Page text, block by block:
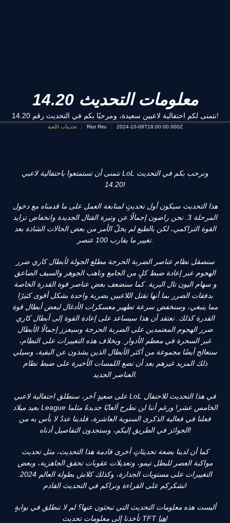
معلومات التحديث 14.20
نتمنى لكم احتفالية لاعبين سعيدة، ومرحبًا بكم في التحديث رقم 14.20!
تحديثات اللعبة Riot Riru 2024-10-08T18:00:00.000Z
نتمنى أن تستمتعوا باحتفالية لاعبي LoL ونرحب بكم في التحديث
14.20!
هذا التحديث سيكون أول تحديثٍ لمتابعة العمل على ما قدمناه مع دخول
المرحلة 3. نحن راضون إجمالًا عن وتيرة القتال الجديدة وانخفاض تزايد
القوة التراكمي، لكن بالطبع لم يخلُ الأمر من بعض الحالات الشاذة بعد
تغيير ما يقارب 100 عنصر.
سنصقل نظام عناصر الضربة الحرجة مطلع الجولة لأبطال كاري ضرر
الهجوم عبر إعادة ضبط كلٍ من الجامع وناهب الجوهر والسيف الصاعق
و سهام اليون تال البرية. كما سنضعف بعض عناصر قوة القدرة الخاصة
بدفقات الضرر بما أنها تقتل اللاعبين بضربة واحدة بشكل أقوىكثيرًا
مما ينبغي، وسنخفض سرعة تطهير معسكرات الأدغال لبعض أبطال قوة
القدرة كذلك. نعتقد أن هذا سيساعد على إعادة القوة إلى أبطال كاري
ضرر الهجوم المعتمدين على الضربة الحرجة وسيعزز إجمالًا الأبطال
غير السحرة في معظم الأدوار. وبخلاف هذه التغييرات على النظام،
سنعالج أيضًا مجموعة من أكثر الأبطال الذين يشذون عن البقية، وسيلي
ذلك المزيد غيرهم بعد أن نضع اللمسات الأخيرة على ضبط نظام
العناصر الجديد.
على صعيدٍ آخر، سنطلق احتفالية لاعبي LoL في هذا التحديث للاحتفال
بعيد ميلاد League الخامس عشر! ورغم أننا لن نطرح ألعابًا جديدةً مثلما
فعلنا في فعالية الذكرى السنوية العاشرة، فلدينا عددٌ لا بأس به من
الجوائز في الطريق إليكم، وستجدون التفاصيل أدناه!
كما أن لدينا بضعة تحديثاتٍ أخرى قادمة هذا التحديث، مثل تحديث
مواكبة العصر للبطل تيمو، وتعديلات عقوبات تحقق الجاهزية، وبعض
نشكركم على القراءة ونراكم في التحديث القادم!
أليست هذه معلومات التحديث التي تبحثون عنها؟ لم لا ننطلق في بوابةٍ
تأخذنا إلىمعلومات تحديث TFT هنا!